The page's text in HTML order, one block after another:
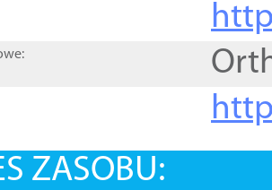
ZASOBU: